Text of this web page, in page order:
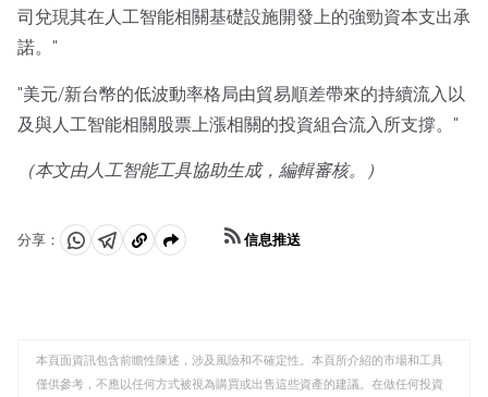
司兌現其在人工智能相關基礎設施開發上的強勁資本支出承
諾。"
"美元/新台幣的低波動率格局由貿易順差帶來的持續流入以
及與人工智能相關股票上漲相關的投資組合流入所支撐。"
（本文由人工智能工具協助生成，編輯審核。）
分享：
分 分 複
信息推送
本頁面資訊包含前瞻性陳述，涉及風險和不確定性。本頁所介紹的市場和工具
僅供參考，不應以任何方式被視為購買或出售這些資產的建議。在做任何投資